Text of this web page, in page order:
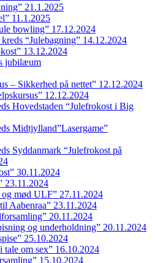
21.1.2025
11.1.2025
bowling” 17.12.2024
“Julebagning” 14.12.2024
13.12.2024
jubilæum
– Sikkerhed på nettet” 12.12.2024
12.12.2024
Hovedstaden “Julefrokost i Big
Midtjylland”Lasergame”
Syddanmark “Julefrokost på
30.11.2024
23.11.2024
mød ULF” 27.11.2024
Aabenraa” 23.11.2024
20.11.2024
og underholdning” 20.11.2024
25.10.2024
om sex” 16.10.2024
15.10.2024